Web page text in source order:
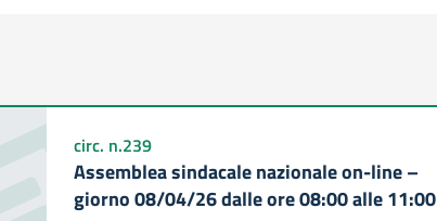
circ. n.239
Assemblea sindacale nazionale on-line –
giorno 08/04/26 dalle ore 08:00 alle 11:00